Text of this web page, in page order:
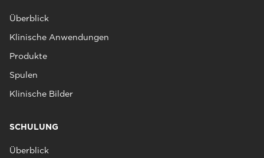
Überblick
Klinische Anwendungen
Produkte
Spulen
Klinische Bilder
SCHULUNG
Überblick